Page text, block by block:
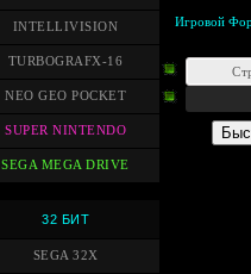
INTELLIVISION
TURBOGRAFX-16
NEO GEO POCKET
SUPER NINTENDO
SEGA MEGA DRIVE
32 БИТ
SEGA 32X
Игровой